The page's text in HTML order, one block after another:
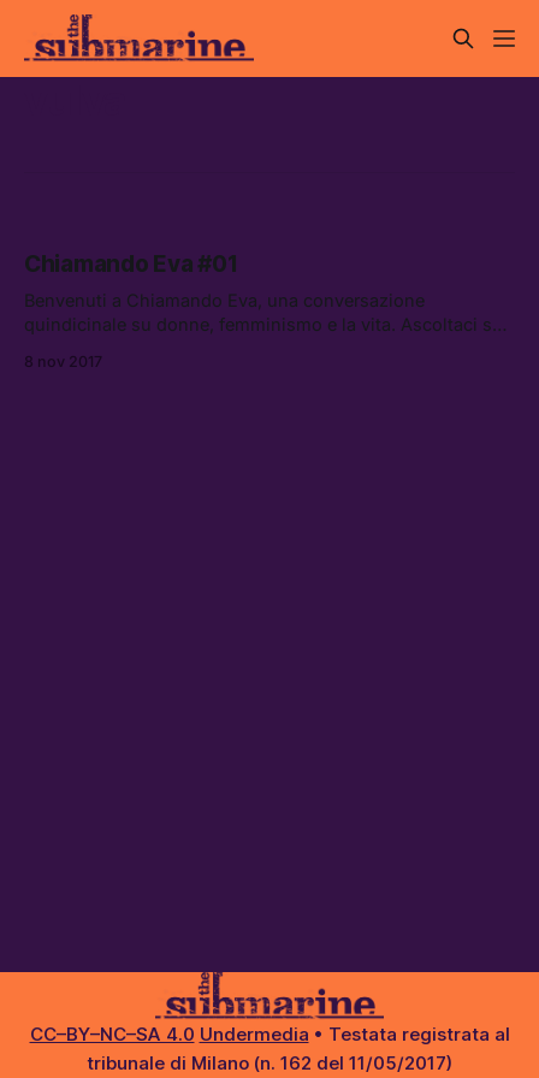
Chiamando Eva #01
Benvenuti a Chiamando Eva, una conversazione
quindicinale su donne, femminismo e la vita. Ascoltaci su
8 nov 2017
CC–BY–NC–SA 4.0 Undermedia • Testata registrata al
tribunale di Milano (n. 162 del 11/05/2017)